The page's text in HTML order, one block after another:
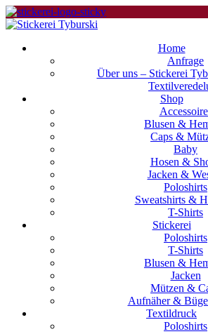
Home
Anfrage
Über uns – Stickerei
Shop
Blusen &
Caps &
Baby
Hosen &
Jacken &
Poloshirts
Sweatshirts &
T-Shirts
Stickerei
Poloshirts
T-Shirts
Blusen &
Jacken
Mützen &
Aufnäher &
Textildruck
Poloshirts